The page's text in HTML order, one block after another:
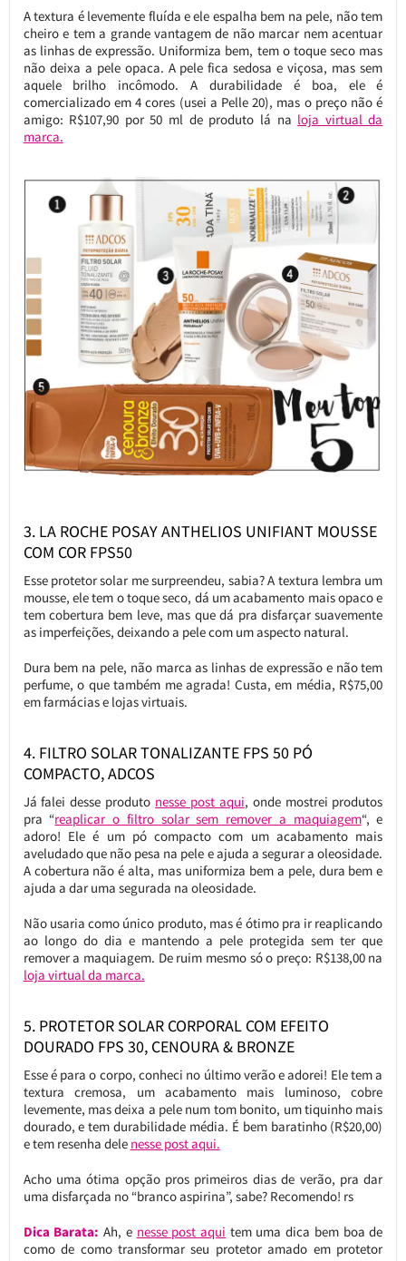
A textura é levemente fluída e ele espalha bem na pele, não tem
cheiro e tem a grande vantagem de não marcar nem acentuar
as linhas de expressão. Uniformiza bem, tem o toque seco mas
não deixa a pele opaca. A pele fica sedosa e viçosa, mas sem
aquele brilho incômodo. A durabilidade é boa, ele é
comercializado em 4 cores (usei a Pelle 20), mas o preço não é
amigo: R$107,90 por 50 ml de produto lá na loja virtual da
marca.
3. LA ROCHE POSAY ANTHELIOS UNIFIANT MOUSSE
COM COR FPS50
Esse protetor solar me surpreendeu, sabia? A textura lembra um
mousse, ele tem o toque seco, dá um acabamento mais opaco e
tem cobertura bem leve, mas que dá pra disfarçar suavemente
as imperfeições, deixando a pele com um aspecto natural.
Dura bem na pele, não marca as linhas de expressão e não tem
perfume, o que também me agrada! Custa, em média, R$75,00
em farmácias e lojas virtuais.
4. FILTRO SOLAR TONALIZANTE FPS 50 PÓ
COMPACTO, ADCOS
Já falei desse produto nesse post aqui, onde mostrei produtos
pra “reaplicar o filtro solar sem remover a maquiagem“, e
adoro! Ele é um pó compacto com um acabamento mais
aveludado que não pesa na pele e ajuda a segurar a oleosidade.
A cobertura não é alta, mas uniformiza bem a pele, dura bem e
ajuda a dar uma segurada na oleosidade.
Não usaria como único produto, mas é ótimo pra ir reaplicando
ao longo do dia e mantendo a pele protegida sem ter que
remover a maquiagem. De ruim mesmo só o preço: R$138,00 na
loja virtual da marca.
5. PROTETOR SOLAR CORPORAL COM EFEITO
DOURADO FPS 30, CENOURA & BRONZE
Esse é para o corpo, conheci no último verão e adorei! Ele tem a
textura cremosa, um acabamento mais luminoso, cobre
levemente, mas deixa a pele num tom bonito, um tiquinho mais
dourado, e tem durabilidade média. É bem baratinho (R$20,00)
e tem resenha dele nesse post aqui.
Acho uma ótima opção pros primeiros dias de verão, pra dar
uma disfarçada no “branco aspirina”, sabe? Recomendo! rs
Dica Barata: Ah, e nesse post aqui tem uma dica bem boa de
como de como transformar seu protetor amado em protetor